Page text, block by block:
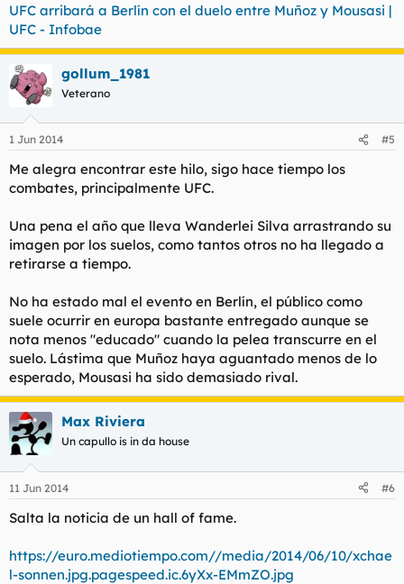
UFC arribará a Berlín con el duelo entre Muñoz y Mousasi |
UFC - Infobae
gollum_1981
Veterano
1 Jun 2014 #5
Me alegra encontrar este hilo, sigo hace tiempo los
combates, principalmente UFC.
Una pena el año que lleva Wanderlei Silva arrastrando su
imagen por los suelos, como tantos otros no ha llegado a
retirarse a tiempo.
No ha estado mal el evento en Berlín, el público como
suele ocurrir en europa bastante entregado aunque se
nota menos "educado" cuando la pelea transcurre en el
suelo. Lástima que Muñoz haya aguantado menos de lo
esperado, Mousasi ha sido demasiado rival.
Max Riviera
Un capullo is in da house
11 Jun 2014 #6
Salta la noticia de un hall of fame.
https://euro.mediotiempo.com//media/2014/06/10/xchae
l-sonnen.jpg.pagespeed.ic.6yXx-EMmZO.jpg